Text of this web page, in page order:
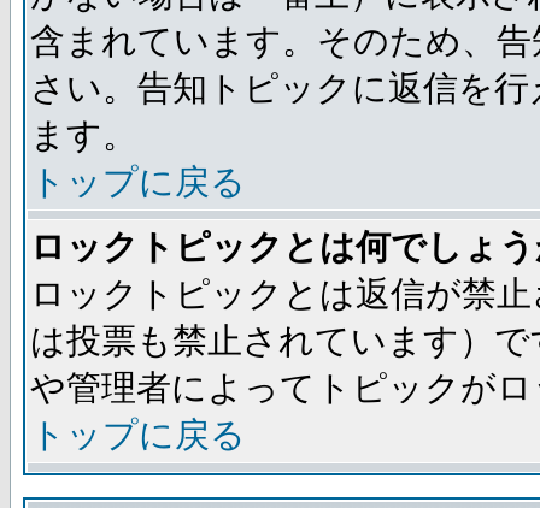
含まれています。そのため、
さい。告知トピックに返信を
ます。
トップに戻る
ロックトピックとは何でしょ
ロックトピックとは返信が禁
は投票も禁止されています）
や管理者によってトピックが
トップに戻る